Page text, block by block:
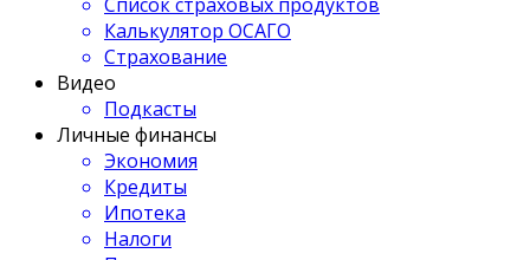
Калькулятор ОСАГО
Страхование
Видео
Подкасты
Личные финансы
Экономия
Кредиты
Ипотека
Налоги